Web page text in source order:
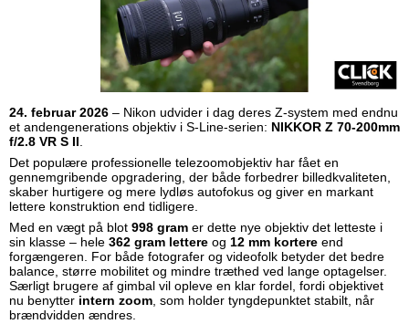
24. februar 2026 – Nikon udvider i dag deres Z‑system med endnu
et andengenerations objektiv i S‑Line‑serien: NIKKOR Z 70-200mm
f/2.8 VR S II.
Det populære professionelle telezoomobjektiv har fået en
gennemgribende opgradering, der både forbedrer billedkvaliteten,
skaber hurtigere og mere lydløs autofokus og giver en markant
lettere konstruktion end tidligere.
Med en vægt på blot 998 gram er dette nye objektiv det letteste i
sin klasse – hele 362 gram lettere og 12 mm kortere end
forgængeren. For både fotografer og videofolk betyder det bedre
balance, større mobilitet og mindre træthed ved lange optagelser.
Særligt brugere af gimbal vil opleve en klar fordel, fordi objektivet
nu benytter intern zoom, som holder tyngdepunktet stabilt, når
brændvidden ændres.